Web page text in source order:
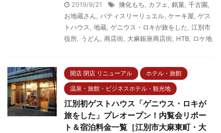
2019/9/21 煉化もち, カフェ, 銘菓, 千古園,
お地蔵さん, パティスリーリュエル, ケーキ屋, ゲス
トハウス, 地蔵, ゲニウス・ロキが旅をした, 江別市
役所, うどん, 商店街, 大麻銀座商店街, HTB, ロケ地
開店 閉店 リニューアル ホテル・旅館
温泉・旅館・ビジネスホテル・観光地
江別初ゲストハウス「ゲニウス・ロキが
旅をした」プレオープン！内覧会リポー
ト＆宿泊料金一覧［江別市大麻東町・大